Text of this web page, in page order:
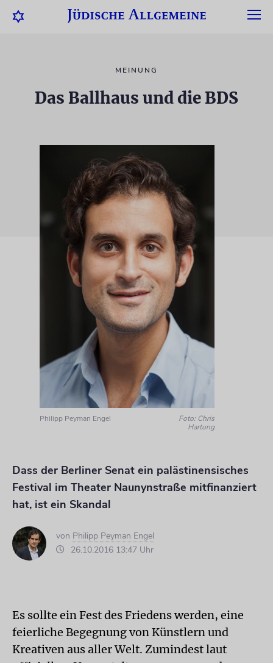
MEINUNG
Das Ballhaus und die BDS
Philipp Peyman Engel
Foto: Chris
Hartung
Dass der Berliner Senat ein palästinensisches
Festival im Theater Naunynstraße mitfinanziert
hat, ist ein Skandal
von Philipp Peyman Engel
26.10.2016 13:47 Uhr
Es sollte ein Fest des Friedens werden, eine
feierliche Begegnung von Künstlern und
Kreativen aus aller Welt. Zumindest laut